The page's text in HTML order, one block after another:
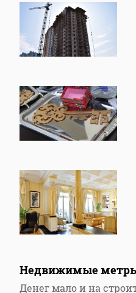
Недвижимые
Денег мало и на